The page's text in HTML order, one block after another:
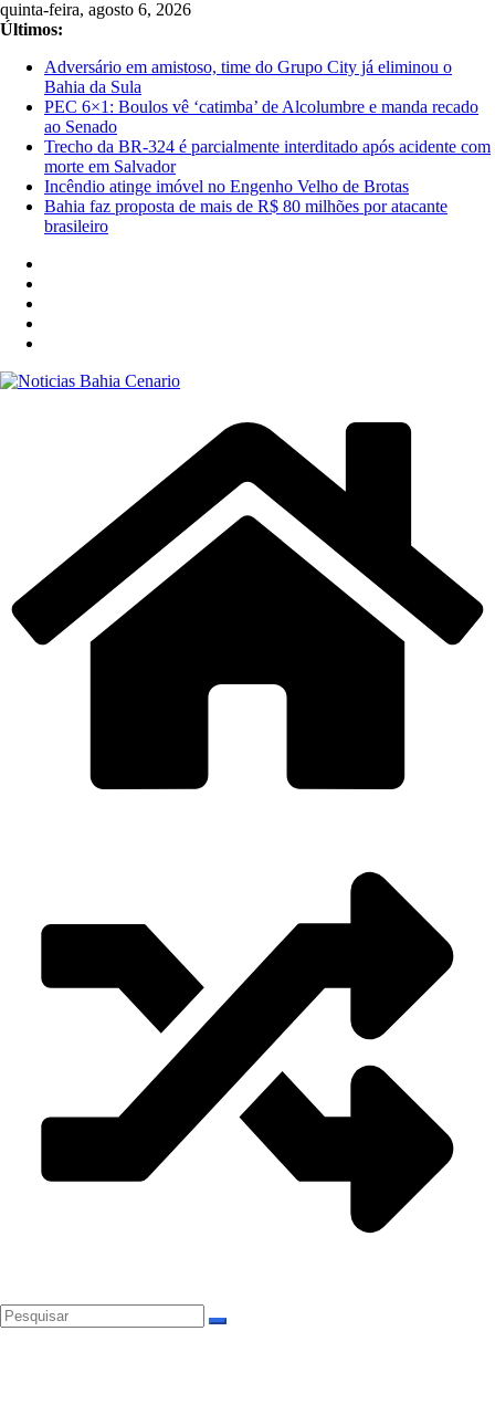
Pular
para
conteúdo
quinta-feira, agosto 6, 2026
Últimos:
Adversário em amistoso, time do Grupo City já eliminou o
Bahia da Sula
PEC 6×1: Boulos vê ‘catimba’ de Alcolumbre e manda recado
ao Senado
Trecho da BR-324 é parcialmente interditado após acidente com
morte em Salvador
Incêndio atinge imóvel no Engenho Velho de Brotas
Bahia faz proposta de mais de R$ 80 milhões por atacante
brasileiro